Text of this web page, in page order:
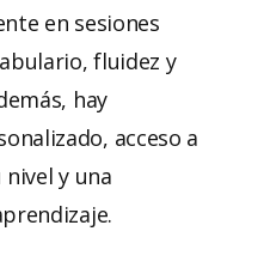
en sesiones
fluidez y
hay
acceso a
y una